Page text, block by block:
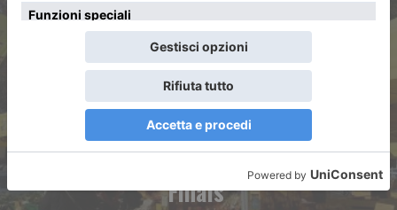
ARTICOLO SUCCESSIVO
Coldiretti Torino alle ATP
Finals